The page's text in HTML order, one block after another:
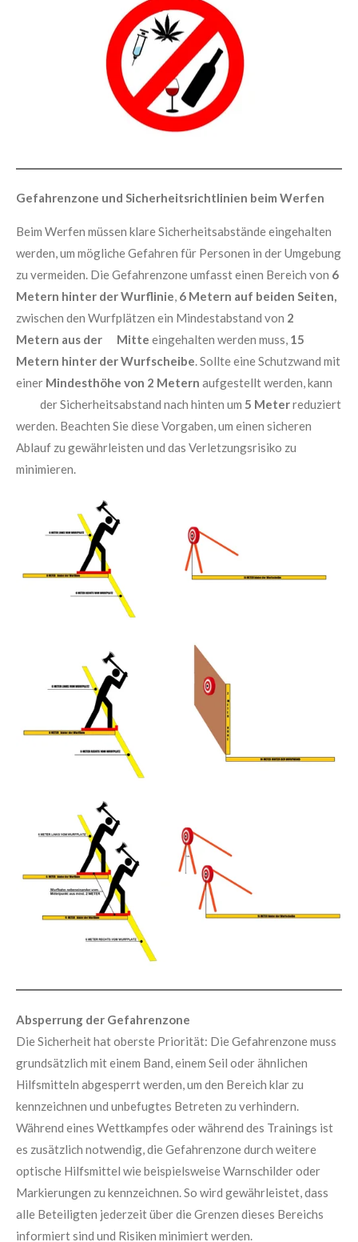
Gefahrenzone und Sicherheitsrichtlinien beim Werfen
Beim Werfen müssen klare Sicherheitsabstände eingehalten
werden, um mögliche Gefahren für Personen in der Umgebung
zu vermeiden. Die Gefahrenzone umfasst einen Bereich von 6
Metern hinter der Wurflinie, 6 Metern auf beiden Seiten,
zwischen den Wurfplätzen ein Mindestabstand von 2
Metern aus der Mitte eingehalten werden muss, 15
Metern hinter der Wurfscheibe. Sollte eine Schutzwand mit
einer Mindesthöhe von 2 Metern aufgestellt werden, kann
der Sicherheitsabstand nach hinten um 5 Meterreduziert
werden. Beachten Sie diese Vorgaben, um einen sicheren
Ablauf zu gewährleisten und das Verletzungsrisiko zu
minimieren.
Absperrung der Gefahrenzone
Die Sicherheit hat oberste Priorität: Die Gefahrenzone muss
grundsätzlich mit einem Band, einem Seil oder ähnlichen
Hilfsmitteln abgesperrt werden, um den Bereich klar zu
kennzeichnen und unbefugtes Betreten zu verhindern.
Während eines Wettkampfes oder während des Trainings ist
es zusätzlich notwendig, die Gefahrenzone durch weitere
optische Hilfsmittel wie beispielsweise Warnschilder oder
Markierungen zu kennzeichnen. So wird gewährleistet, dass
alle Beteiligten jederzeit über die Grenzen dieses Bereichs
informiert sind und Risiken minimiert werden.